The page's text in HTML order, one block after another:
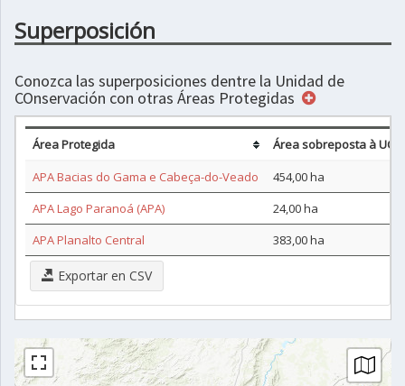
Superposición
Conozca las superposiciones dentre la Unidad de
COnservación con otras Áreas Protegidas
Área Protegida
Área sobreposta à UC
APA Bacias do Gama e Cabeça-do-Veado
454,00 ha
APA Lago Paranoá (APA)
24,00 ha
APA Planalto Central
383,00 ha
Exportar en CSV